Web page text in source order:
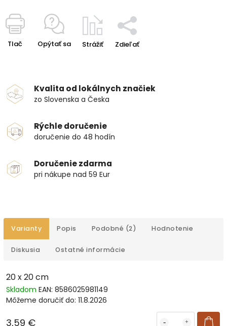
Tlač Opýtať sa Strážiť Zdieľať
Kvalita od lokálnych značiek
zo Slovenska a Česka
Rýchle doručenie
doručenie do 48 hodín
Doručenie zdarma
pri nákupe nad 59 Eur
Varianty Popis Podobné (2) Hodnotenie
Diskusia Ostatné informácie
20 x 20 cm
Skladom EAN: 8586025981149
Môžeme doručiť do: 11.8.2026
3,59 €